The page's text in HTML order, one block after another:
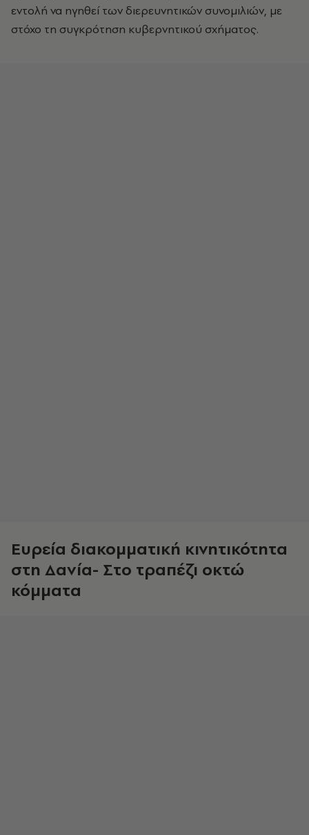
εντολή να ηγηθεί των διερευνητικών συνομιλιών, με
στόχο τη συγκρότηση κυβερνητικού σχήματος.
Ευρεία διακομματική κινητικότητα
στη Δανία- Στο τραπέζι οκτώ
κόμματα